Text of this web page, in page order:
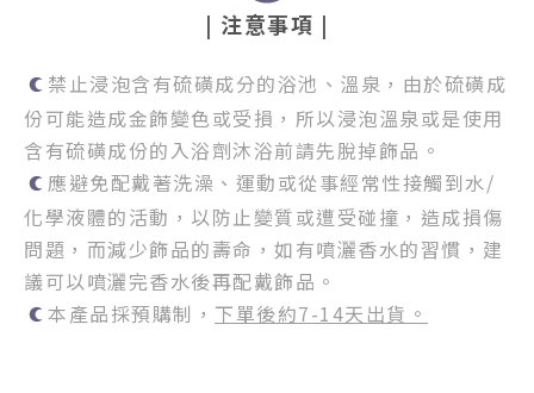
| 注意事項 |
禁止浸泡含有硫磺成分的浴池、溫泉，由於硫磺成
份可能造成金飾變色或受損，所以浸泡溫泉或是使用
含有硫磺成份的入浴劑沐浴前請先脫掉飾品。
應避免配戴著洗澡、運動或從事經常性接觸到水/
化學液體的活動，以防止變質或遭受碰撞，造成損傷
問題，而減少飾品的壽命，如有噴灑香水的習慣，建
議可以噴灑完香水後再配戴飾品。
本產品採預購制， 下單後約7-14天出貨。